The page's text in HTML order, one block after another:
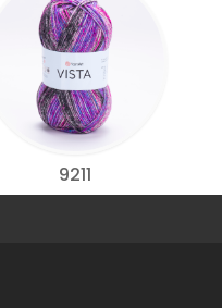
9211